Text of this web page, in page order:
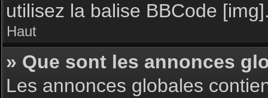
utilisez la balise BBCode
Haut
» Que sont les annonces
Les annonces globales